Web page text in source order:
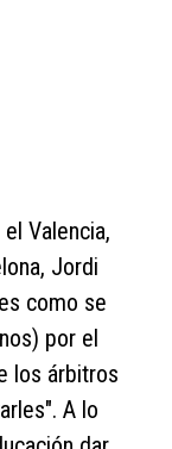
Valencia,
Jordi
como se
por el
los árbitros
A lo